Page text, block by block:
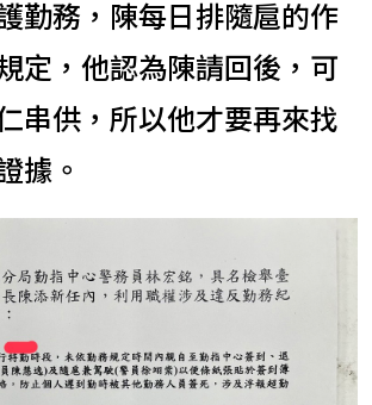
勤務，陳每日排隨扈的作
定，他認為陳請回後，可
串供，所以他才要再來找
據。